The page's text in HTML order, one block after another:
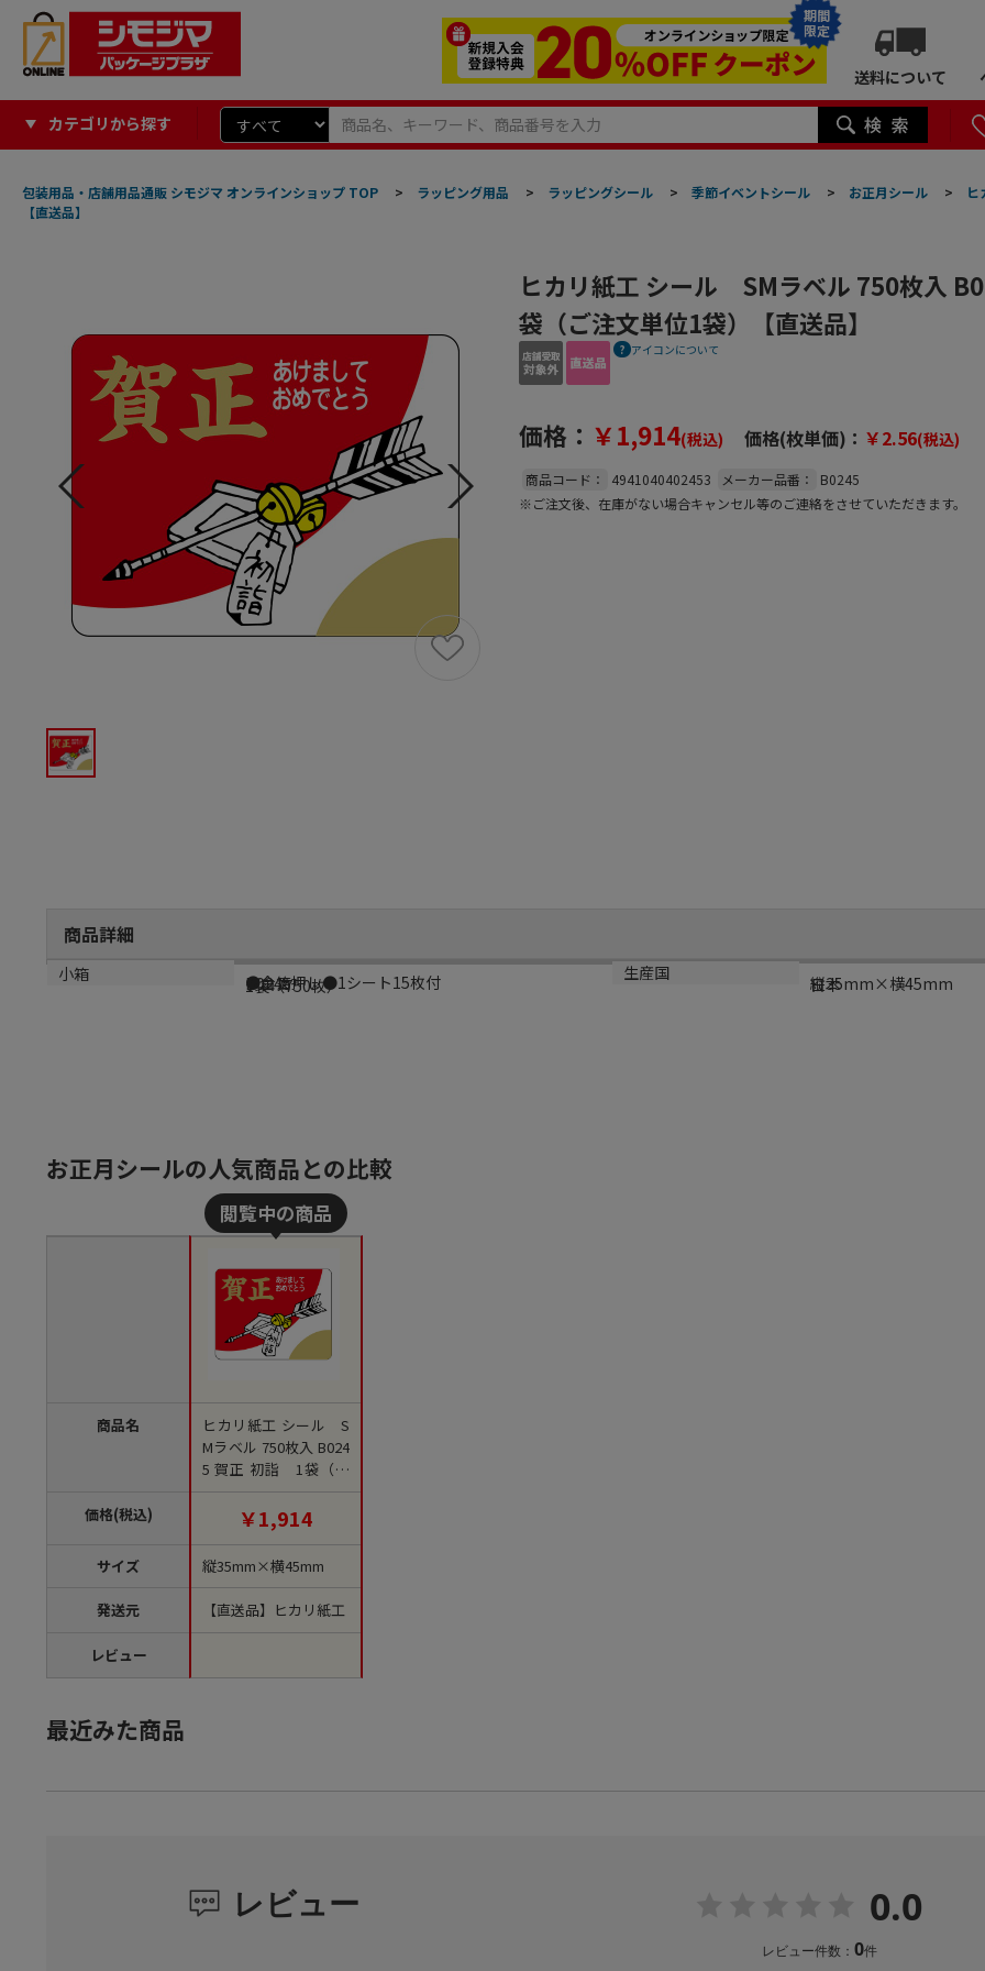
期間
限定
送料について
カテゴリから探す
包装用品・店舗用品通販 シモジマ オンラインショップ TOP > ラッピング用品 > ラッピングシール > 季節イベントシール > お正月シール >
【直送品】
ヒカリ紙工 シール SMラベル 750枚入
袋（ご注文単位1袋）【直送品】
アイコンについて
価格： ￥1,914(税込) 価格(枚単価)： ￥2.56(税込)
商品コード： 4941040402453 メーカー品番：
B0245
※ご注文後、在庫がない場合キャンセル等のご連絡をさせていただきます。
商品詳細
商品説明
●金箔押し●1シート15枚付
メーカー品番
B0245
サイズ
縦35mm×横45mm
材質
グロス
生産国
日本
小箱
1袋（750枚）
お正月シールの人気商品との比較
商品名
価格(税込)
サイズ
発送元
レビュー
ヒカリ紙工 シール S
Mラベル 750枚入 B024
5 賀正 初詣 1袋（ご
注文単位1袋）【直送
￥1,914
縦35mm×横45mm
【直送品】ヒカリ紙工
最近みた商品
レビュー 0.0
レビュー件数： 0件